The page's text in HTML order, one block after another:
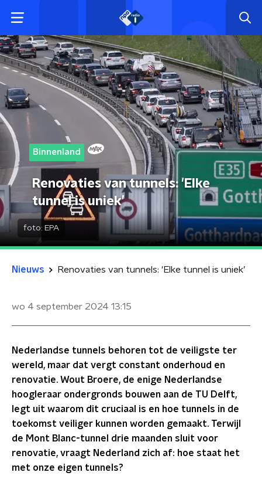
Binnenland
Renovaties van tunnels: 'Elke
tunnel is uniek’
foto: EPA
Nieuws Renovaties van tunnels: 'Elke tunnel is uniek’
wo 4 september 2024 13:15
Nederlandse tunnels behoren tot de veiligste ter
wereld, maar dat vergt constant onderhoud en
renovatie. Wout Broere, de enige Nederlandse
hoogleraar ondergronds bouwen aan de TU Delft,
legt uit waarom dit cruciaal is en hoe tunnels in de
toekomst veiliger kunnen worden gemaakt. Terwijl
de Mont Blanc-tunnel drie maanden sluit voor
renovatie, vraagt Nederland zich af: hoe staat het
met onze eigen tunnels?